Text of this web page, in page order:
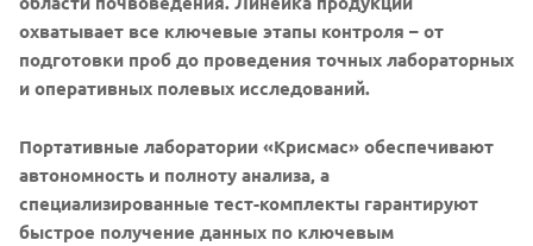
охватывает все ключевые этапы контроля – от
подготовки проб до проведения точных лабораторных
и оперативных полевых исследований.
Портативные лаборатории «Крисмас» обеспечивают
автономность и полноту анализа, а
специализированные тест-комплекты гарантируют
быстрое получение данных по ключевым